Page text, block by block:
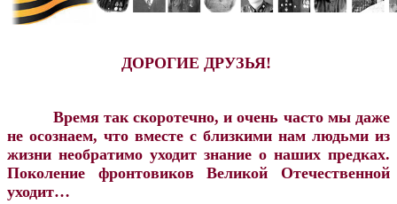
ДОРОГИЕ ДРУЗЬЯ!
Время так скоротечно, и очень часто мы даже
не осознаем, что вместе с близкими нам людьми из
жизни необратимо уходит знание о наших предках.
Поколение фронтовиков Великой Отечественной
уходит…